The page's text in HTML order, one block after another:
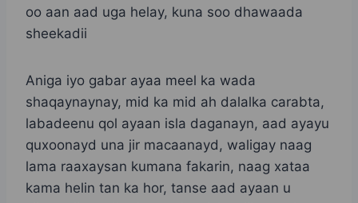
oo aan aad uga helay, kuna soo dhawaada
sheekadii
Aniga iyo gabar ayaa meel ka wada
shaqaynaynay, mid ka mid ah dalalka carabta,
labadeenu qol ayaan isla daganayn, aad ayayu
quxoonayd una jir macaanayd, waligay naag
lama raaxaysan kumana fakarin, naag xataa
kama helin tan ka hor, tanse aad ayaan u